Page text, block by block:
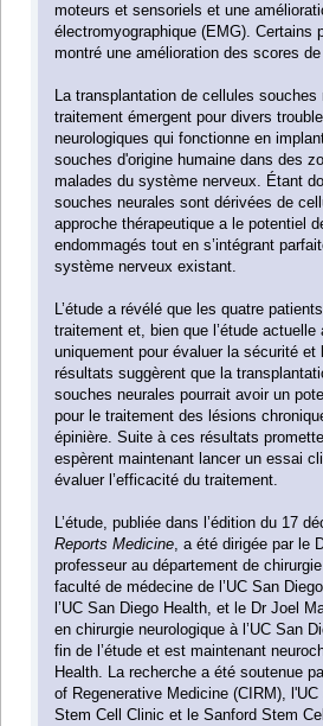
moteurs et sensoriels et une
électromyographique (EMG). Certains
montré une amélioration des scores de
La transplantation de cellules souches
traitement émergent pour divers
neurologiques qui fonctionne en
souches d'origine humaine dans des
malades du système nerveux. Étant
souches neurales sont dérivées de
approche thérapeutique a le potentiel
endommagés tout en s’intégrant
système nerveux existant.
L’étude a révélé que les quatre
traitement et, bien que l’étude
uniquement pour évaluer la sécurité et
résultats suggèrent que la
souches neurales pourrait avoir un
pour le traitement des lésions
épinière. Suite à ces résultats
espèrent maintenant lancer un essai
évaluer l’efficacité du traitement.
L’étude, publiée dans l’édition du 17
Reports Medicine, a été dirigée par le
professeur au département de
faculté de médecine de l’UC San
l’UC San Diego Health, et le Dr Joel
en chirurgie neurologique à l’UC San
fin de l’étude et est maintenant
Health. La recherche a été soutenue
of Regenerative Medicine (CIRM),
Stem Cell Clinic et le Sanford Stem